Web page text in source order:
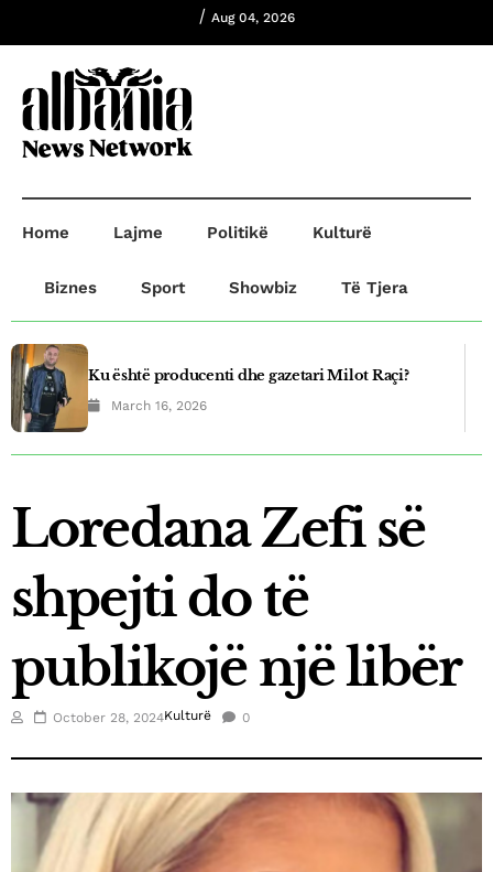
/ Aug 04, 2026
Home Lajme Politikë Kulturë
Biznes Sport Showbiz Të Tjera
Ku është producenti dhe gazetari Milot Raçi?
March 16, 2026
Plagosje në Prishtinë! B.B plagosi G.O dhe
March 21, 2025
Fluidi shpallet top eksportuesi i vitit në Kosovë
January 3, 2025
Kica-Xhelili: S’hyjmë në koalicion me askënd, nëse
Abdixhiku nuk është kryeministër
December 26, 2024
Futbollistët e SC Gjilanit vizitojnë fëmijët me
Elisa Spiropali, ka uruar Krishtlindjet
December 24, 2024
Loredana Zefi së
shpejti do të
publikojë një libër
October 28, 2024Kulturë 0